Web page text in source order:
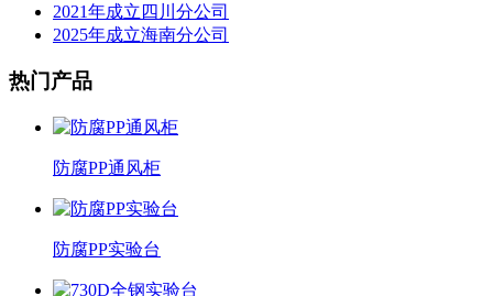
2021年成立四川分公司
2025年成立海南分公司
热门产品
防腐PP通风柜
防腐PP实验台